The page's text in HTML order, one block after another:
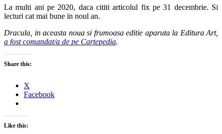
La multi ani pe 2020, daca cititi articolul fix pe 31 decembrie. Si
lecturi cat mai bune in noul an.
Dracula, in aceasta noua si frumoasa editie aparuta la Editura Art,
a fost comandat/a de pe Cartepedia.
Share this:
X
Facebook
Like this: